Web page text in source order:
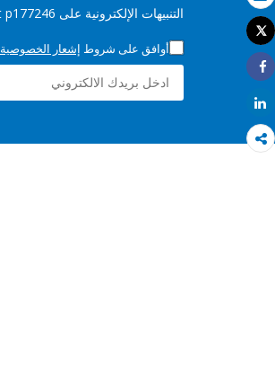
بريد الكتروني
طباعة
Tweet
Share
Share
التنبيهات الإلكترونية على Project p177246
أوافق على شروط إشعار الخصوصية